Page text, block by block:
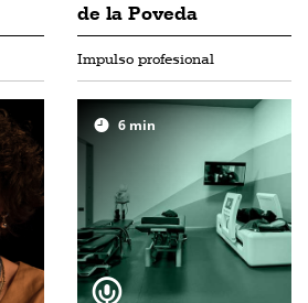
de la Poveda
Impulso profesional
6min